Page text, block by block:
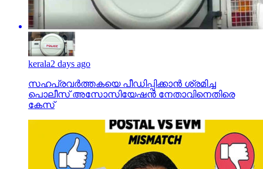
kerala2 days ago
സഹപ്രവര്‍ത്തകയെ പീഡിപ്പിക്കാന്‍ ശ്രമിച്ച
പൊലീസ് അസോസിയേഷന്‍ നേതാവിനെതിരെ
കേസ്